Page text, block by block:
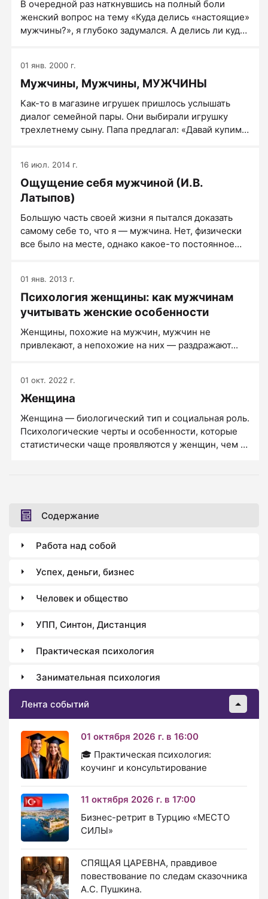
В очередной раз наткнувшись на полный боли
женский вопрос на тему «Куда делись «настоящие»
мужчины?», я глубоко задумался. А делись ли куда-
безответственности мира прочих мужеподобных –
настоящие мужчины по-прежнему на своем месте.
посещают приступы утомления от соплей по
поводу деградации «настоящих» мужиков.
Поймите, наконец, простую вещь – «чок» всегда
настоящими мужчинами. И если вы встречаете
только «чок», мои вам соболезнования. Дело,
скорее всего, в вас самих, ведь подобное
притягивается к подобному.
01 янв. 2000 г.
Мужчины, Мужчины, МУЖЧИНЫ
Как-то в магазине игрушек пришлось услышать
диалог семейной пары. Они выбирали игрушку
трехлетнему сыну. Папа предлагал: «Давай купим
глядя на этот меч. Мама нахмурилась: «Не надо, это
агрессивная игрушка. Давай купим настольную
игру – пусть развивается». Папа не сдавался: «Ну,
А меч мальчику тоже нужен. Я помню, как мне в
детстве это было надо!»
16 июл. 2014 г.
Ощущение себя мужчиной (И.В.
Латыпов)
Большую часть своей жизни я пытался доказать
самому себе то, что я — мужчина. Нет, физически
все было на месте, однако какое-то постоянное
обижать!». Я старался. Но на практике «девочек
нельзя обижать» превратилось в «девочкам всегда
нужно уступать».
01 янв. 2013 г.
Психология женщины: как мужчинам
учитывать женские особенности
Женщины, похожие на мужчин, мужчин не
привлекают, а непохожие на них — раздражают...
01 окт. 2022 г.
Женщина
Женщина — биологический тип и социальная роль.
Психологические черты и особенности, которые
статистически чаще проявляются у женщин, чем у
Содержание
Работа над собой
Успех, деньги, бизнес
Человек и общество
УПП, Синтон, Дистанция
Практическая психология
Занимательная психология
Лента событий
01 октября 2026 г. в 16:00
🎓 Практическая психология:
коучинг и консультирование
11 октября 2026 г. в 17:00
Бизнес-ретрит в Турцию «МЕСТО
СИЛЫ»
СПЯЩАЯ ЦАРЕВНА, правдивое
повествование по следам сказочника
А.С. Пушкина.